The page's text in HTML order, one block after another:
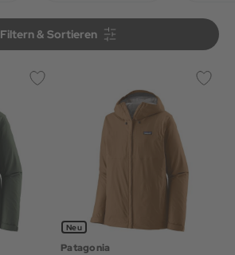
Filtern & Sortieren
Filtern & Sortieren
Neu
Patagonia